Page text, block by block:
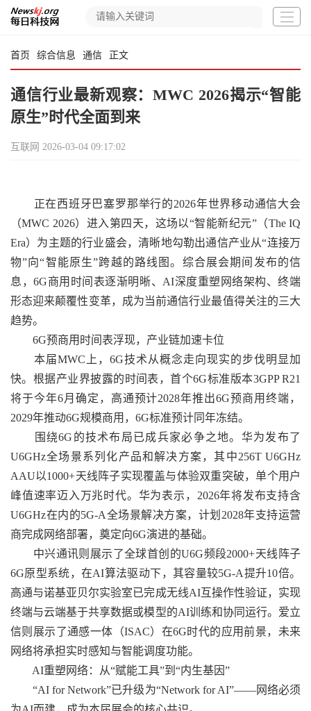
首页 综合信息 通信 正文
通信行业最新观察：MWC 2026揭示“智能
原生”时代全面到来
互联网 2026-03-04 09:17:02
正在西班牙巴塞罗那举行的2026年世界移动通信大会
（MWC 2026）进入第四天，这场以“智能新纪元”（The IQ
Era）为主题的行业盛会，清晰地勾勒出通信产业从“连接万
物”向“智能原生”跨越的路线图。综合展会期间发布的信
息，6G商用时间表逐渐明晰、AI深度重塑网络架构、终端
形态迎来颠覆性变革，成为当前通信行业最值得关注的三大
趋势。
6G预商用时间表浮现，产业链加速卡位
本届MWC上，6G技术从概念走向现实的步伐明显加
快。根据产业界披露的时间表，首个6G标准版本3GPP R21
将于今年6月确定，高通预计2028年推出6G预商用终端，
2029年推动6G规模商用，6G标准预计同年冻结。
围绕6G的技术布局已成兵家必争之地。华为发布了
U6GHz全场景系列化产品和解决方案，其中256T U6GHz
AAU以1000+天线阵子实现覆盖与体验双重突破，单个用户
峰值速率迈入万兆时代。华为表示，2026年将发布支持含
U6GHz在内的5G-A全场景解决方案，计划2028年支持运营
商完成网络部署，奠定向6G演进的基础。
中兴通讯则展示了全球首创的U6G频段2000+天线阵子
6G原型系统，在AI算法驱动下，其容量较5G-A提升10倍。
高通与诺基亚贝尔实验室已完成无线AI互操作性验证，实现
终端与云端基于共享数据或模型的AI训练和协同运行。爱立
信则展示了通感一体（ISAC）在6G时代的应用前景，未来
网络将承担实时感知与智能调度功能。
AI重塑网络：从“赋能工具”到“内生基因”
“AI for Network”已升级为“Network for AI”——网络必须